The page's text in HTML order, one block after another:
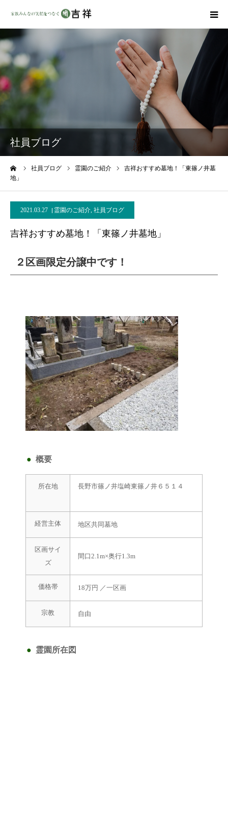
社員ブログ
社員ブログ 霊園のご紹介
吉祥おすすめ墓地！「東篠ノ井墓
地」
2021.03.27 霊園のご紹介, 社員ブログ
吉祥おすすめ墓地！「東篠ノ井墓地」
２区画限定分譲中です！
概要
所在地 長野市篠ノ井塩崎東篠ノ井６５１４
経営主体 地区共同墓地
区画サイ
ズ
間口2.1m×奥行1.3m
価格帯 18万円 ／一区画
宗教 自由
霊園所在図
商品ラインナップ
墓地・霊園を探す
吉祥の特徴